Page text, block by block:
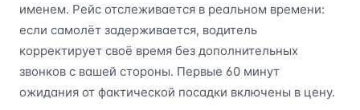
именем. Рейс отслеживается в реальном времени:
если самолёт задерживается, водитель
корректирует своё время без дополнительных
звонков с вашей стороны. Первые 60 минут
ожидания от фактической посадки включены в цену.